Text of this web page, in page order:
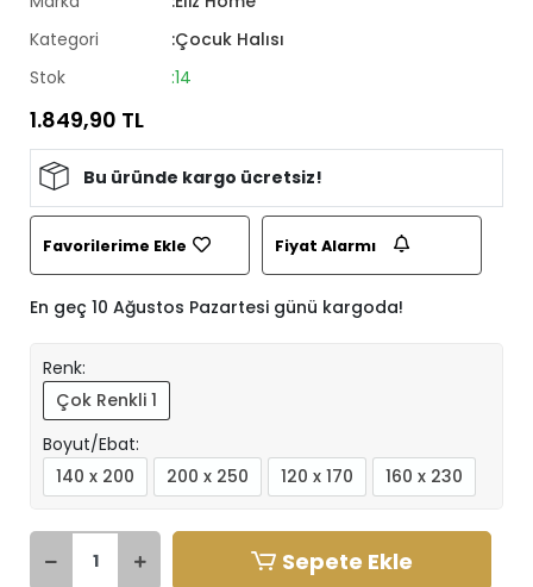
Kategori
:Çocuk Halısı
Stok
:14
1.849,90 TL
Bu üründe kargo ücretsiz!
Favorilerime Ekle Fiyat Alarmı
En geç 10 Ağustos Pazartesi günü kargoda!
Renk:
Çok Renkli 1
Boyut/Ebat:
140 x 200
200 x 250 120 x 170 160 x 230
Sepete Ekle